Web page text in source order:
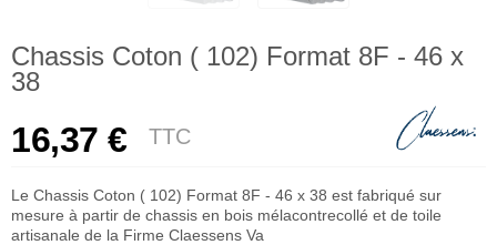
Chassis Coton ( 102) Format 8F - 46 x
38
16,37 € TTC
Le Chassis Coton ( 102) Format 8F - 46 x 38 est fabriqué sur
mesure à partir de chassis en bois mélacontrecollé et de toile
artisanale de la Firme Claessens Va